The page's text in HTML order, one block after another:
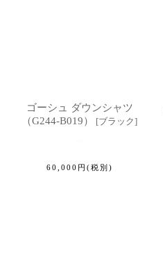
ゴーシュ ダウンシャツ
（G244-B019）
[ブラック]
60,000 円 (税別)